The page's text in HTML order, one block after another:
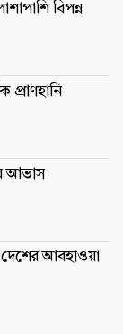
বিপন্ন
প্রাণহানি
আভাস
আবহাওয়া